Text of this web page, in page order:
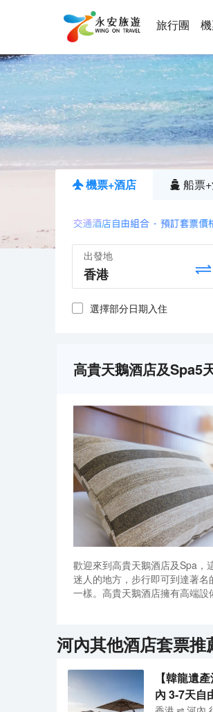
旅行團
機票+酒店 船票
出發地
選擇部分日期入住
高貴天鵝酒店及Spa5
歡迎來到高貴天鵝酒店及Spa，
迷人的地方，步行即可到達著
一樣。高貴天鵝酒店擁有高端
滿足所有的需求，無論您是在
歡迎來到高貴天鵝酒店及Spa
一樣。高貴天鵝酒店擁有高端
滿足所有的需求，無論您是在
河內其他酒店套票推
【韓龍遺
內 3-7天自